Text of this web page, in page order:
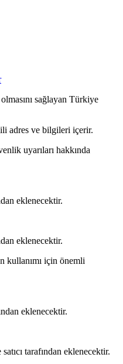
sağlayan Türkiye
adres ve bilgileri içerir.
uyarıları hakkında
eklenecektir.
eklenecektir.
kullanımı için önemli
eklenecektir.
tarafından eklenecektir.